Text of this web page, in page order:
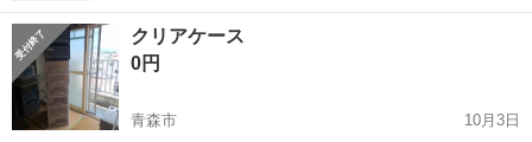
クリアケース
0円
青森市
10月3日